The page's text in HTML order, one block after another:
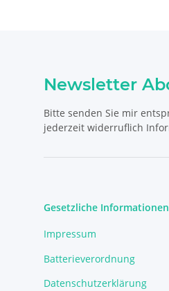
Newsletter
Bitte senden Sie mir
jederzeit widerruflich
Gesetzliche Informationen
Impressum
Batterieverordnung
Datenschutzerklärung